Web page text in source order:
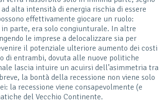
alta intensità di energia rischia di essere
effettivamente giocare un ruolo:
parte, era solo congiunturale. In altre
le imprese a delocalizzare sia per
il potenziale ulteriore aumento dei costi
di entrambi, dovuta alle nuove politiche
lascia intuire un acuirsi dell’asimmetria tra
la bontà della recessione non viene solo
la recessione viene consapevolmente (e
del Vecchio Continente.